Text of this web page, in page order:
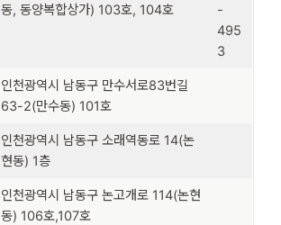
동, 동양복합상가) 103호, 104호
-
495
3
인천광역시 남동구 만수서로83번길
63-2(만수동) 101호
인천광역시 남동구 소래역동로 14(논
현동) 1층
인천광역시 남동구 논고개로 114(논현
동) 106호,107호